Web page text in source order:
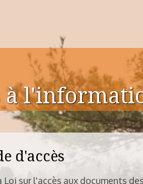
ici
à
d'accès
Loi sur l'accès aux documents